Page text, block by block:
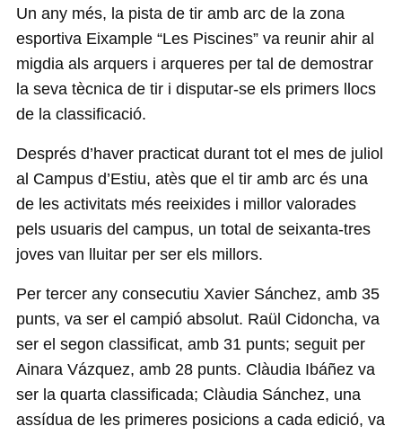
Un any més, la pista de tir amb arc de la zona
esportiva Eixample “Les Piscines” va reunir ahir al
migdia als arquers i arqueres per tal de demostrar
la seva tècnica de tir i disputar-se els primers llocs
de la classificació.
Després d’haver practicat durant tot el mes de juliol
al Campus d’Estiu, atès que el tir amb arc és una
de les activitats més reeixides i millor valorades
pels usuaris del campus, un total de seixanta-tres
joves van lluitar per ser els millors.
Per tercer any consecutiu Xavier Sánchez, amb 35
punts, va ser el campió absolut. Raül Cidoncha, va
ser el segon classificat, amb 31 punts; seguit per
Ainara Vázquez, amb 28 punts. Clàudia Ibáñez va
ser la quarta classificada; Clàudia Sánchez, una
assídua de les primeres posicions a cada edició, va